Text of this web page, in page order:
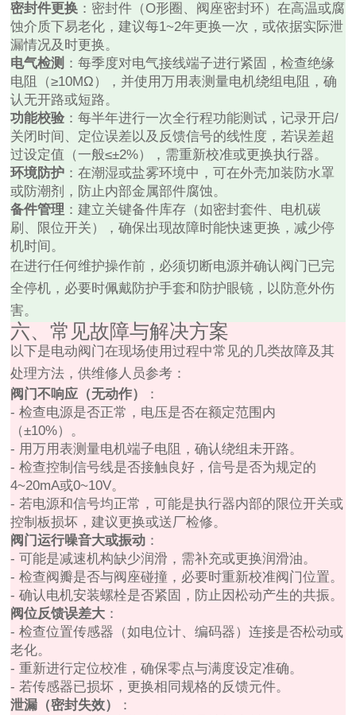
密封件更换 ：密封件（O形圈、阀座密封环）在高温或腐
蚀介质下易老化，建议每1~2年更换一次，或依据实际泄
漏情况及时更换。
电气检测 ：每季度对电气接线端子进行紧固，检查绝缘
电阻（≥10MΩ），并使用万用表测量电机绕组电阻，确
认无开路或短路。
功能校验：每半年进行一次全行程功能测试，记录开启/
关闭时间、定位误差以及反馈信号的线性度，若误差超
过设定值（一般≤±2%），需重新校准或更换执行器。
环境防护 ：在潮湿或盐雾环境中，可在外壳加装防水罩
或防潮剂，防止内部金属部件腐蚀。
备件管理 ：建立关键备件库存（如密封套件、电机碳
刷、限位开关），确保出现故障时能快速更换，减少停
机时间。
在进行任何维护操作前，必须切断电源并确认阀门已完
全停机，必要时佩戴防护手套和防护眼镜，以防意外伤
害。
六、常见故障与解决方案
以下是电动阀门在现场使用过程中常见的几类故障及其
处理方法，供维修人员参考：
阀门不响应（无动作）
：
- 检查电源是否正常，电压是否在额定范围内
（±10%）。
- 用万用表测量电机端子电阻，确认绕组未开路。
- 检查控制信号线是否接触良好，信号是否为规定的
4~20mA或0~10V。
- 若电源和信号均正常，可能是执行器内部的限位开关或
控制板损坏，建议更换或送厂检修。
阀门运行噪音大或振动 ：
- 可能是减速机构缺少润滑，需补充或更换润滑油。
- 检查阀瓣是否与阀座碰撞，必要时重新校准阀门位置。
- 确认电机安装螺栓是否紧固，防止因松动产生的共振。
阀位反馈误差大 ：
- 检查位置传感器（如电位计、编码器）连接是否松动或
老化。
- 重新进行定位校准，确保零点与满度设定准确。
- 若传感器已损坏，更换相同规格的反馈元件。
泄漏（密封失效）
：